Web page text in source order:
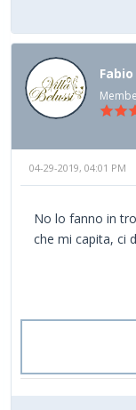
Fabio
04-29-2019, 04:01 PM
No lo fanno in
che mi capita, ci